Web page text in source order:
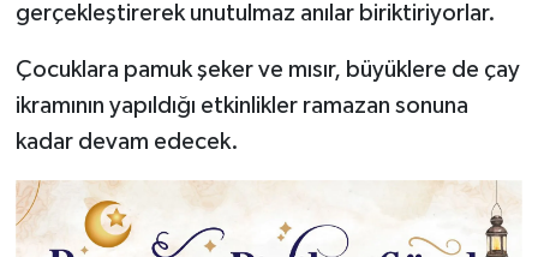
gerçekleştirerek unutulmaz anılar biriktiriyorlar.
Çocuklara pamuk şeker ve mısır, büyüklere de çay
ikramının yapıldığı etkinlikler ramazan sonuna
kadar devam edecek.